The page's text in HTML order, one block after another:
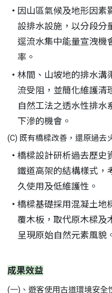
因山區氣候及地形因素
設排水設施，以分段分
逕流水集中能量宣洩機
率。
林間、山坡地的排水溝
流受阻，並簡化維護清
自然工法之透水性排水
下滲的機會。
(C) 既有橋樑改善，還原過去
橋樑設計研析過去歷史
鐵道高架的結構樣式，
久使用及低維護性。
橋樑基礎採用混凝土地
覆木板，取代原木樑及
呈現原始自然元素風貌
成果效益
(一)、遊客使用古道環境安全